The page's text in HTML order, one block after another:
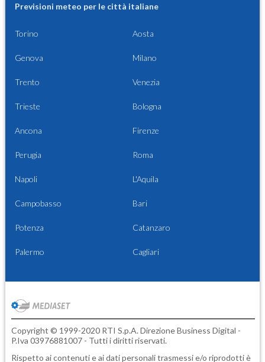
Previsioni meteo per le città italiane
Torino Aosta
Genova Milano
Trento Venezia
Trieste Bologna
Ancona Firenze
Perugia Roma
Napoli L'Aquila
Campobasso Bari
Potenza Catanzaro
Palermo Cagliari
Copyright © 1999-2020 RTI S.p.A. Direzione Business Digital -
P.Iva 03976881007 - Tutti i diritti riservati.
Rispetto ai contenuti e ai dati personali trasmessi e/o riprodotti è